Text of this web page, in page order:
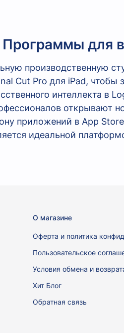
Программы для
производственную
Cut Pro для iPad, чтобы
интеллекта в
открывают
приложений в App
идеальной
О магазине
Оферта и политика
Пользовательское
Условия обмена и
Хит Блог
Обратная связь